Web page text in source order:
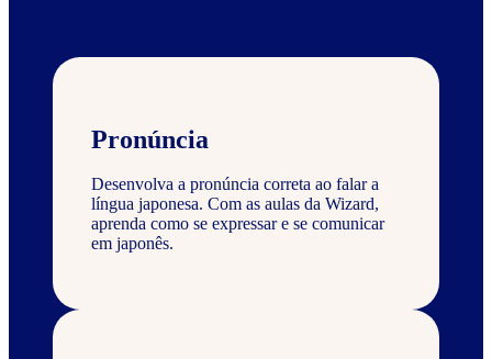
Pronúncia
Desenvolva a pronúncia correta ao falar a
língua japonesa. Com as aulas da Wizard,
aprenda como se expressar e se comunicar
em japonês.